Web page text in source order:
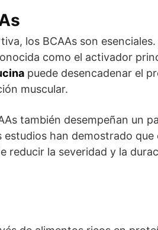
los BCAAs son esenciales.
como el activador
puede desencadenar el
muscular.
también desempeñan un
han demostrado que
reducir la severidad y la